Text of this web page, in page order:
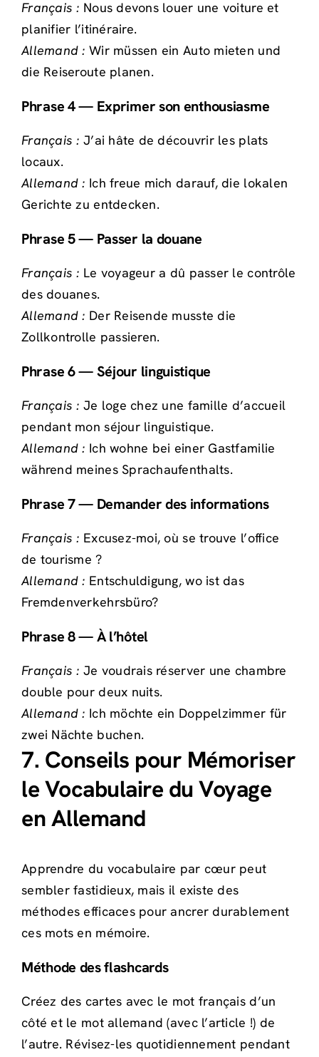
Français : Nous devons louer une voiture et
planifier l’itinéraire.
Allemand : Wir müssen ein Auto mieten und
die Reiseroute planen.
Phrase 4 — Exprimer son enthousiasme
Français : J’ai hâte de découvrir les plats
locaux.
Allemand : Ich freue mich darauf, die lokalen
Gerichte zu entdecken.
Phrase 5 — Passer la douane
Français : Le voyageur a dû passer le contrôle
des douanes.
Allemand : Der Reisende musste die
Zollkontrolle passieren.
Phrase 6 — Séjour linguistique
Français : Je loge chez une famille d’accueil
pendant mon séjour linguistique.
Allemand : Ich wohne bei einer Gastfamilie
während meines Sprachaufenthalts.
Phrase 7 — Demander des informations
Français : Excusez-moi, où se trouve l’office
de tourisme ?
Allemand : Entschuldigung, wo ist das
Fremdenverkehrsbüro?
Phrase 8 — À l’hôtel
Français : Je voudrais réserver une chambre
double pour deux nuits.
Allemand : Ich möchte ein Doppelzimmer für
zwei Nächte buchen.
7. Conseils pour Mémoriser
le Vocabulaire du Voyage
en Allemand
Apprendre du vocabulaire par cœur peut
sembler fastidieux, mais il existe des
méthodes efficaces pour ancrer durablement
ces mots en mémoire.
Méthode des flashcards
Créez des cartes avec le mot français d’un
côté et le mot allemand (avec l’article !) de
l’autre. Révisez-les quotidiennement pendant